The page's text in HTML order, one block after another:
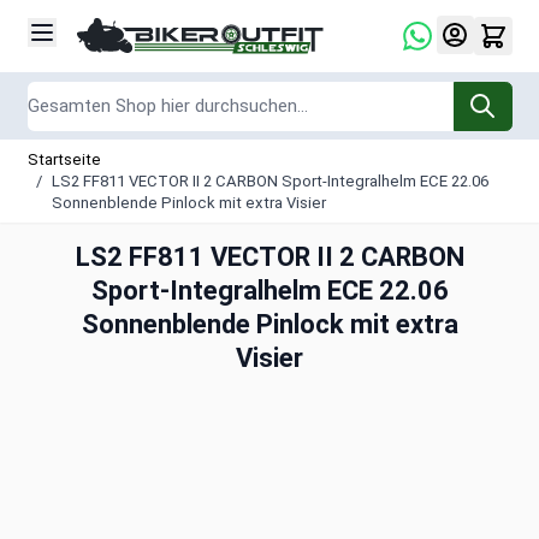
Startseite
/ LS2 FF811 VECTOR II 2 CARBON Sport-Integralhelm ECE 22.06
Sonnenblende Pinlock mit extra Visier
LS2 FF811 VECTOR II 2 CARBON
Sport-Integralhelm ECE 22.06
Sonnenblende Pinlock mit extra
Visier